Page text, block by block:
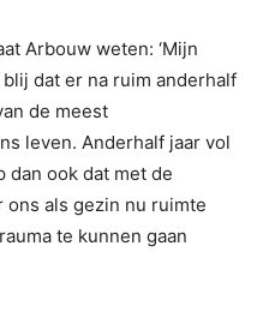
Arbouw weten: ‘Mijn
dat er na ruim anderhalf
de meest
leven. Anderhalf jaar vol
dan ook dat met de
ons als gezin nu ruimte
te kunnen gaan